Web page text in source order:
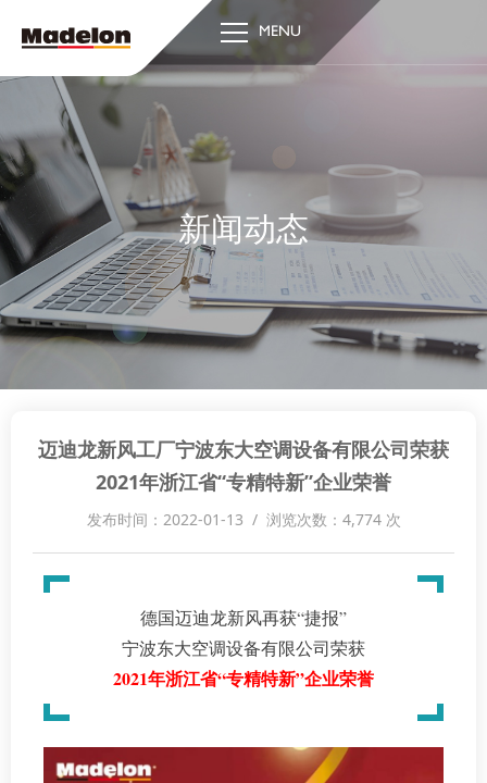
MENU
新闻动态
迈迪龙新风工厂宁波东大空调设备有限公司荣获
2021年浙江省“专精特新”企业荣誉
发布时间：2022-01-13 / 浏览次数：4,774 次
德国迈迪龙新风再获“捷报”
宁波东大空调设备有限公司荣获
2021年浙江省“专精特新”企业荣誉